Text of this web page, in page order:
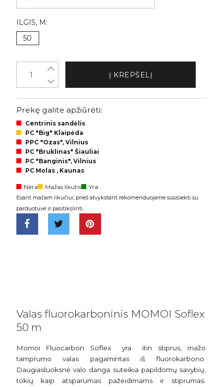
ILGIS, M:
50
Į KREPŠELĮ
Prekę galite apžiūrėti:
Centrinis sandėlis
PC "Big" Klaipėda
PPC "Ozas", Vilnius
PC "Bruklinas" Šiauliai
PC "Banginis", Vilnius
PC Molas , Kaunas
Nėra Mažas likutis Yra
Esant mažam likučiui, prieš atvykstant rekomenduojame susisiekti su
parduotuve ir pasitikslinti.
Valas fluorokarboninis MOMOI Soflex
50 m
Momoi Fluocarbon Soflex yra itin stiprus, mažo
tamprumo valas pagamintas iš fluorokarbono.
Daugiasluoksnė valo danga suteikia papildomų savybių,
tokių kaip atsparumas pažeidimams ir stiprumas.